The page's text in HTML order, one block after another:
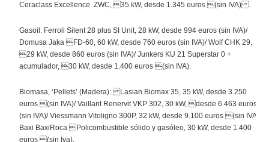
Ceraclass Excellence ZWC, 35 kW, desde 1.345 euros (sin IVA) .
Gasoil: Ferroli Silent 28 plus SI Unit, 28 kW, desde 994 euros (sin IVA)/
Domusa Jaka FD-60, 60 kW, desde 760 euros (sin IVA)/ Wolf CHK 29,
29 kW, desde 860 euros (sin IVA)/ Junkers KU 21 Superstar 0 +
acumulador, 30 kW, desde 1.400 euros (sin IVA).
Biomasa, ‘Pellets’ (Madera): Lasian Biomax 35, 35 kW, desde 3.250
euros (sin IVA)/ Vaillant Renervit VKP 302, 30 kW, desde 6.463 euros
(sin IVA)/ Viessmann Vitoligno 300P, 32 kW, desde 9.100 euros (sin IVA)/
Baxi BaxiRoca Policombustible sólido y gasóleo, 30 kW, desde 1.400
euros (sin Iva).